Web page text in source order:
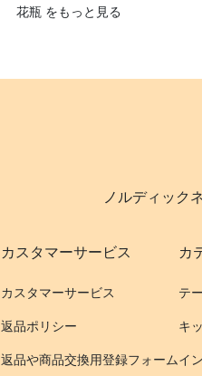
花瓶 をもっと見る
ノルディック
カスタマーサービス
カスタマーサービス
返品ポリシー
返品や商品交換用登録フォーム
カ
テ
キ
イ